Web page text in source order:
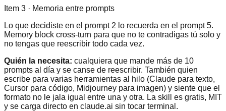
Item 3 · Memoria entre prompts
Lo que decidiste en el prompt 2 lo recuerda en el prompt 5.
Memory block cross-turn para que no te contradigas tú solo y
no tengas que reescribir todo cada vez.
Quién la necesita: cualquiera que mande más de 10
prompts al día y se canse de reescribir. También quien
escribe para varias herramientas al hilo (Claude para texto,
Cursor para código, Midjourney para imagen) y siente que el
formato no le jala igual entre una y otra. La skill es gratis, MIT
y se carga directo en claude.ai sin tocar terminal.